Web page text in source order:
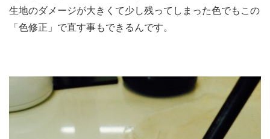
生地のダメージが大きくて少し残ってしまった色でもこの
「色修正」で直す事もできるんです。